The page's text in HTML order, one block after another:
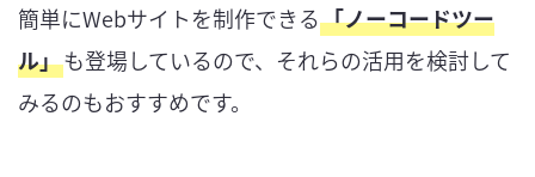
簡単にWebサイトを制作できる「ノーコードツー
ル」も登場しているので、それらの活用を検討して
みるのもおすすめです。